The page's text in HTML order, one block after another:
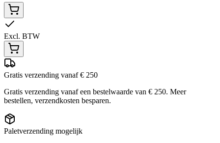
Excl. BTW
Gratis verzending vanaf € 250
Gratis verzending vanaf een bestelwaarde van € 250. Meer
bestellen, verzendkosten besparen.
Paletverzending mogelijk